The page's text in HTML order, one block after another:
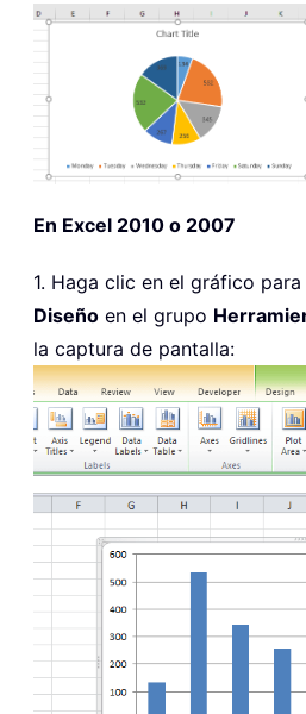
En Excel 2010 o 2007
1. Haga clic en el gráfico
Diseño en el grupo
la captura de pantalla: